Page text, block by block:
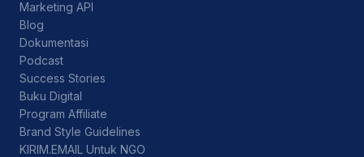
Marketing API
Blog
Dokumentasi
Podcast
Success Stories
Buku Digital
Program Affiliate
Brand Style Guidelines
KIRIM.EMAIL Untuk NGO